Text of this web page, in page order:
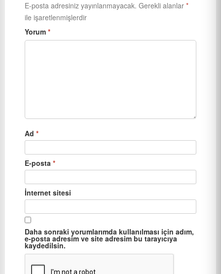
E-posta adresiniz yayınlanmayacak. Gerekli alanlar *
ile işaretlenmişlerdir
Yorum *
Ad *
E-posta *
İnternet sitesi
Daha sonraki yorumlarımda kullanılması için adım,
e-posta adresim ve site adresim bu tarayıcıya
kaydedilsin.